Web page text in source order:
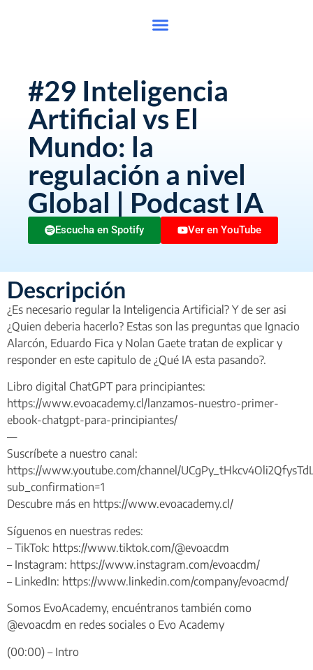
#29 Inteligencia
Artificial vs El
Mundo: la
regulación a nivel
Global | Podcast IA
Escucha en Spotify Ver en YouTube
Descripción
¿Es necesario regular la Inteligencia Artificial? Y de ser asi
¿Quien deberia hacerlo? Estas son las preguntas que Ignacio
Alarcón, Eduardo Fica y Nolan Gaete tratan de explicar y
responder en este capitulo de ¿Qué IA esta pasando?.
Libro digital ChatGPT para principiantes:
https://www.evoacademy.cl/lanzamos-nuestro-primer-
ebook-chatgpt-para-principiantes/
—
Suscríbete a nuestro canal:
https://www.youtube.com/channel/
sub_confirmation=1
Descubre más en https://www.evoacademy.cl/
Síguenos en nuestras redes:
– TikTok: https://www.tiktok.com/@evoacdm
– Instagram: https://www.instagram.com/evoacdm/
– LinkedIn: https://www.linkedin.com/company/evoacmd/
Somos EvoAcademy, encuéntranos también como
@evoacdm en redes sociales o Evo Academy
(00:00) – Intro